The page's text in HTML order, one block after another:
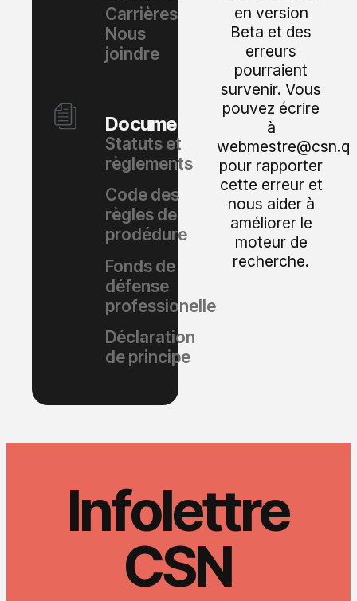
Carrières
Nous
joindre
Documents
Statuts et
règlements
Code des
règles de
prodédure
Fonds de
défense
professionelle
Déclaration
de principe
en version
Beta et des
erreurs
pourraient
survenir. Vous
pouvez écrire
à
pour rapporter
cette erreur et
nous aider à
améliorer le
moteur de
recherche.
Infolettre
CSN